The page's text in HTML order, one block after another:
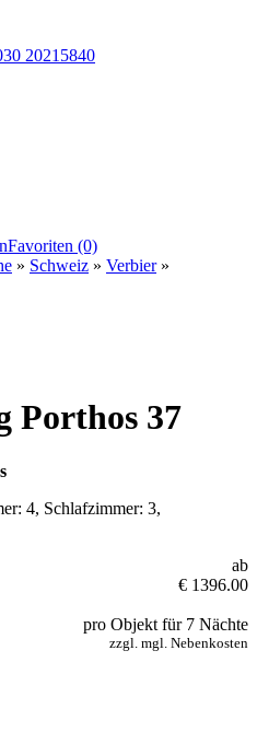
20215840
Favoriten (0)
» Schweiz » Verbier»
Porthos 37
4, Schlafzimmer: 3,
ab
€ 1396.00
pro Objekt für 7 Nächte
zzgl. mgl. Nebenkosten